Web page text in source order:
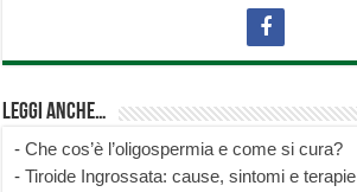
Leggi anche…
-Che cos’è l’oligospermia e come si cura?
-Tiroide Ingrossata: cause, sintomi e terapie